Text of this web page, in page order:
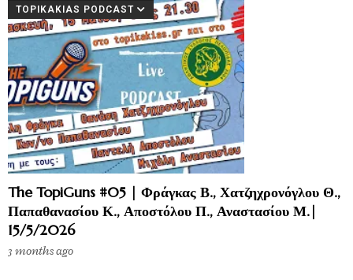
TOPIKAKIAS PODCAST
The TopiGuns #05 | Φράγκας Β., Χατζηχρονόγλου Θ.,
Παπαθανασίου Κ., Αποστόλου Π., Αναστασίου Μ.|
15/5/2026
3 months ago